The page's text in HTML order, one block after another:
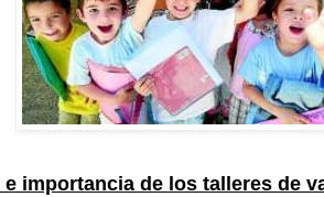
importancia de los talleres de